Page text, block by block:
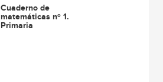
Cuaderno de
matemáticas nº 1.
Primaria